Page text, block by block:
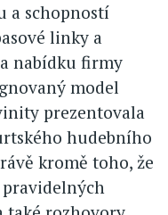
a schopností
linky a
nabídku firmy
model
prezentovala
hudebního
kromě toho, že